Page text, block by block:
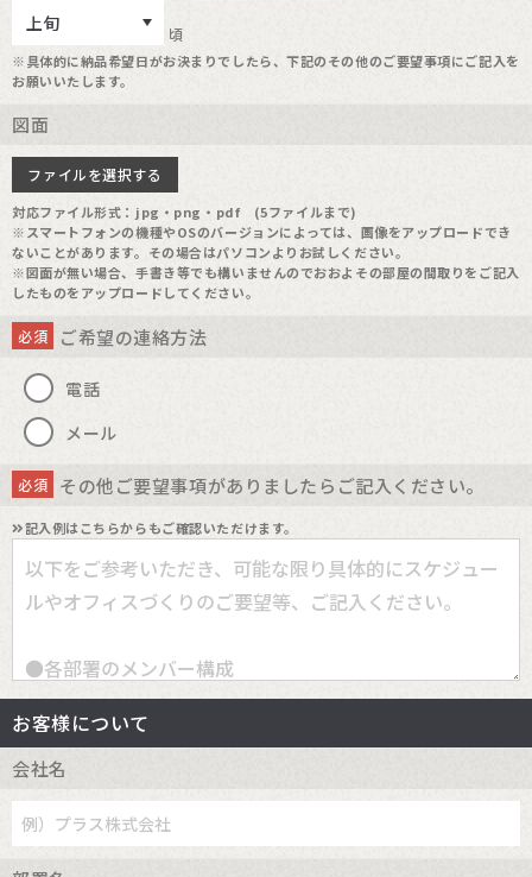
頃
※具体的に納品希望日がお決まりでしたら、下記のその他のご要望事項にご記入を
お願いいたします。
図面
ファイルを選択する
対応ファイル形式：jpg・png・pdf (5ファイルまで)
※スマートフォンの機種やOSのバージョンによっては、画像をアップロードでき
ないことがあります。その場合はパソコンよりお試しください。
※図面が無い場合、手書き等でも構いませんのでおおよその部屋の間取りをご記入
したものをアップロードしてください。
必須 ご希望の連絡方法
電話
メール
必須 その他ご要望事項がありましたらご記入ください。
記入例はこちらからもご確認いただけます。
お客様について
会社名